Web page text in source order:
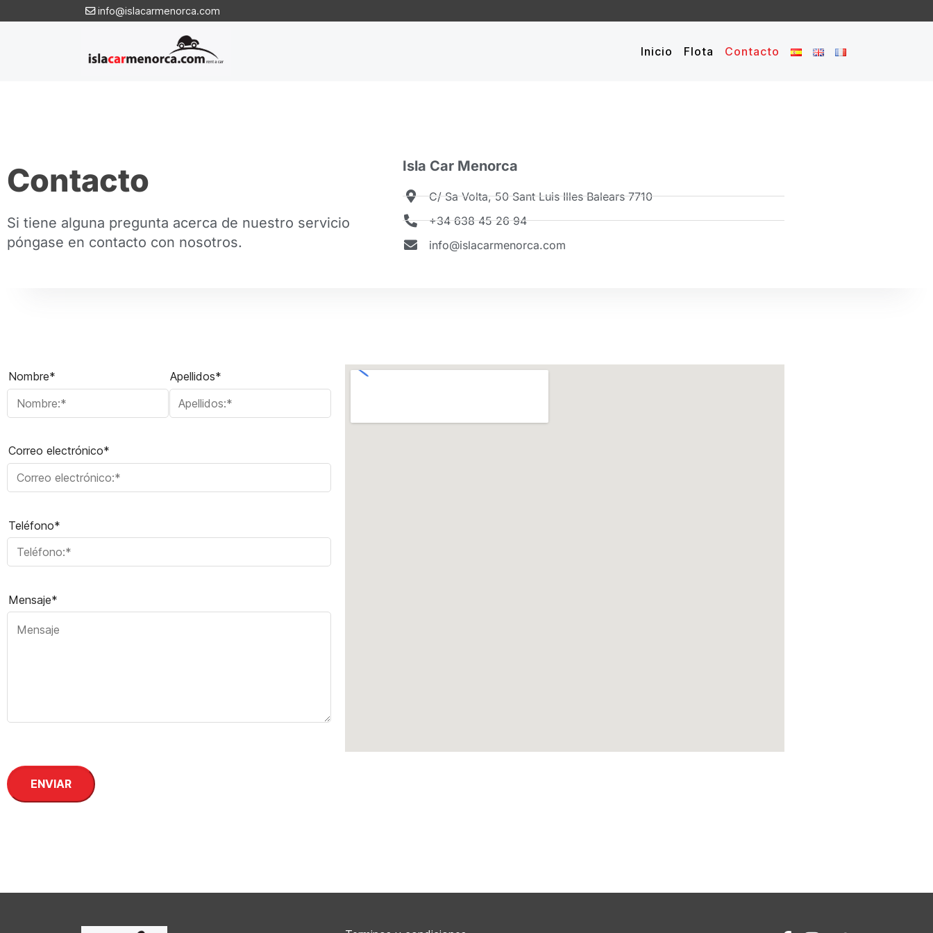
info@islacarmenorca.com
Inicio Flota Contacto
Contacto
Si tiene alguna pregunta acerca de nuestro servicio
póngase en contacto con nosotros.
Isla Car Menorca
C/ Sa Volta, 50 Sant Luis Illes Balears 7710
+34 638 45 26 94
info@islacarmenorca.com
Nombre* Apellidos*
Correo electrónico*
Teléfono*
Mensaje*